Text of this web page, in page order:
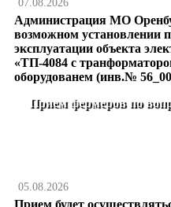
07.08.2026
Администрация МО
возможном установлении
эксплуатации объекта
«ТП-4084 с
оборудованем (инв.№
Прием фермеров по
05.08.2026